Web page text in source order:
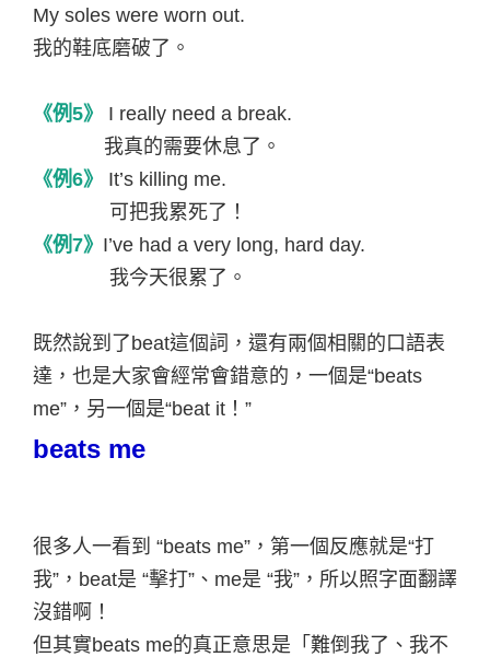
My soles were worn out.
我的鞋底磨破了。
《例5》
I really need a break.
我真的需要休息了。
《例6》
It’s killing me.
可把我累死了！
《例7》 I’ve had a very long, hard day.
我今天很累了。
既然說到了 beat這個詞，還有兩個相關的口語表
達，也是大家會經常會錯意的，一個是“beats
me” ，另一個是“beat it ！ ”
beats me
很多人一看到 “beats me” ，第一個反應就是“打
我” ， beat是 “擊打” 、 me是 “我” ，所以照字面翻譯
沒錯啊！
但其實beats me的真正意思是「難倒我了、我不